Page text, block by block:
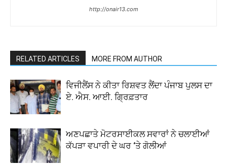
http://onair13.com
RELATED ARTICLES MORE FROM AUTHOR
ਵਿਜੀਲੈਂਸ ਨੇ ਕੀਤਾ ਰਿਸ਼ਵਤ ਲੈਂਦਾ ਪੰਜਾਬ ਪੁਲਸ ਦਾ
ਏ. ਐਸ. ਆਈ. ਗ੍ਰਿਫ਼ਤਾਰ
ਅਣਪਛਾਤੇ ਮੋਟਰਸਾਈਕਲ ਸਵਾਰਾਂ ਨੇ ਚਲਾਈਆਂ
ਕੱਪੜਾ ਵਪਾਰੀ ਦੇ ਘਰ ‘ਤੇ ਗੋਲੀਆਂ